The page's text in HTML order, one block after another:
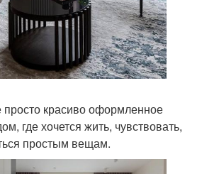
просто красиво оформленное
где хочется жить, чувствовать,
простым вещам.